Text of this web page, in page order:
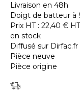
Livraison en 48h
Doigt de batteur à
Prix HT : 22,40 € HT
en stock
Diffusé sur Dirfac.fr
Pièce neuve
Pièce origine